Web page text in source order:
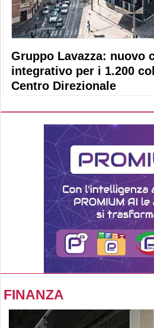
Gruppo Lavazza: nuovo
integrativo per i 1.200
Centro Direzionale
FINANZA